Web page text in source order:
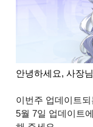
안녕하세요, 사장
이번주 업데이트
5월 7일 업데이트